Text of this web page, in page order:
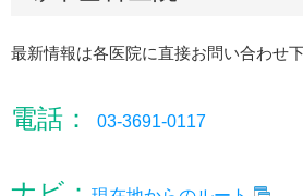
最新情報は各医院に直接お問い合わせ下
電話： 03-3691-0117